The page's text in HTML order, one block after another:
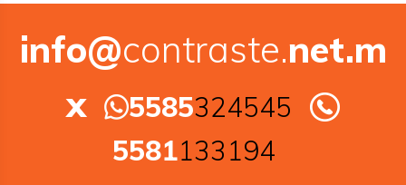
info@contraste.net.m
x
5585324545
5581133194